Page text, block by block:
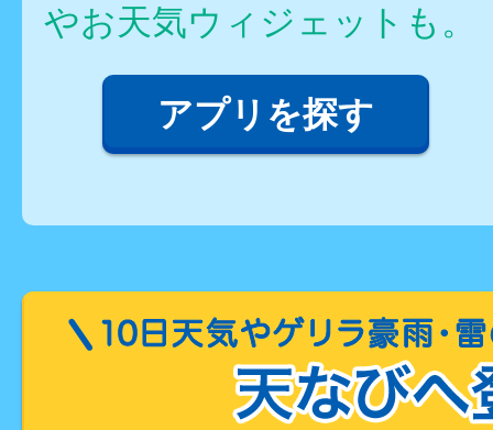
やお天気ウィジェットも。
アプリを探す